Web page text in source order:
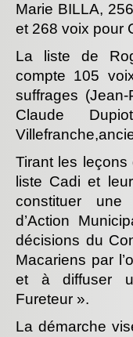
Marie BILLA,
et 268 voix pour
La liste de
compte 105
suffrages
Claude
Tirant les
liste Cadi et
constituer
d’Action
décisions du
Macariens par
et à diffuser
Fureteur ».
La démarche